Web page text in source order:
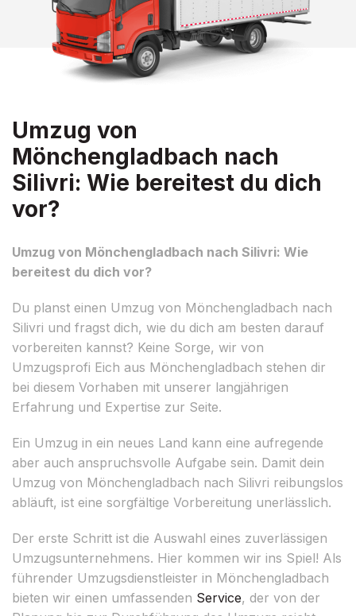
Umzug von
Mönchengladbach nach
Silivri: Wie bereitest du dich
vor?
Umzug von Mönchengladbach nach Silivri: Wie
bereitest du dich vor?
Du planst einen Umzug von Mönchengladbach nach
Silivri und fragst dich, wie du dich am besten darauf
vorbereiten kannst? Keine Sorge, wir von
Umzugsprofi Eich aus Mönchengladbach stehen dir
bei diesem Vorhaben mit unserer langjährigen
Erfahrung und Expertise zur Seite.
Ein Umzug in ein neues Land kann eine aufregende
aber auch anspruchsvolle Aufgabe sein. Damit dein
Umzug von Mönchengladbach nach Silivri reibungslos
abläuft, ist eine sorgfältige Vorbereitung unerlässlich.
Der erste Schritt ist die Auswahl eines zuverlässigen
Umzugsunternehmens. Hier kommen wir ins Spiel! Als
führender Umzugsdienstleister in Mönchengladbach
bieten wir einen umfassenden Service, der von der